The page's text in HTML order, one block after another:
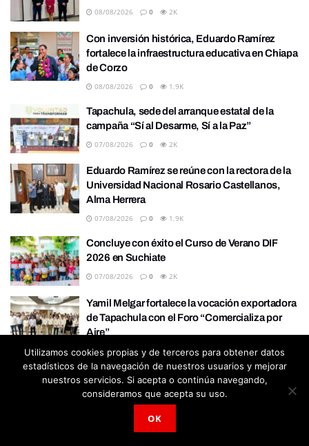
08/08/2026 0 2K
Con inversión histórica, Eduardo Ramírez
fortalece la infraestructura educativa en Chiapa
de Corzo
08/08/2026 0 1.9K
Tapachula, sede del arranque estatal de la
campaña “Sí al Desarme, Sí a la Paz”
07/08/2026 0 2K
Eduardo Ramírez se reúne con la rectora de la
Universidad Nacional Rosario Castellanos,
Alma Herrera
07/08/2026 0 1.9K
Concluye con éxito el Curso de Verano DIF
2026 en Suchiate
07/08/2026 0 2K
Yamil Melgar fortalece la vocación exportadora
de Tapachula con el Foro “Comercializa por
Aire”
06/08/2026 0 2K
ADVERTISEMENT
Utilizamos cookies propias y de terceros para obtener datos
estadísticos de la navegación de nuestros usuarios y mejorar
nuestros servicios. Si acepta o continúa navegando,
consideramos que acepta su uso.
OK